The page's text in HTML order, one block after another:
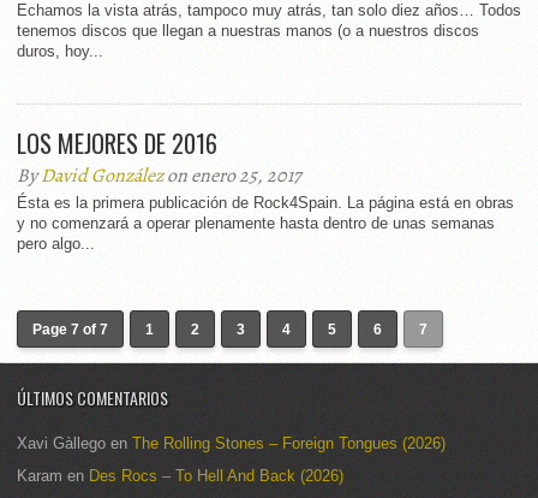
Echamos la vista atrás, tampoco muy atrás, tan solo diez años… Todos
tenemos discos que llegan a nuestras manos (o a nuestros discos
duros, hoy...
LOS MEJORES DE 2016
ByDavid Gonzálezon enero 25, 2017
Ésta es la primera publicación de Rock4Spain. La página está en obras
y no comenzará a operar plenamente hasta dentro de unas semanas
pero algo...
Page 7 of 7 1 2 3 4 5 6 7
ÚLTIMOS COMENTARIOS
Xavi Gàllego en The Rolling Stones – Foreign Tongues (2026)
Karam en Des Rocs – To Hell And Back (2026)